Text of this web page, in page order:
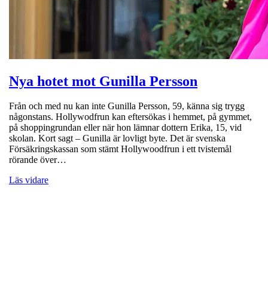
Nya hotet mot Gunilla Persson
Från och med nu kan inte Gunilla Persson, 59, känna sig trygg
någonstans. Hollywodfrun kan eftersökas i hemmet, på gymmet,
på shoppingrundan eller när hon lämnar dottern Erika, 15, vid
skolan. Kort sagt – Gunilla är lovligt byte. Det är svenska
Försäkringskassan som stämt Hollywoodfrun i ett tvistemål
rörande över…
Läs vidare